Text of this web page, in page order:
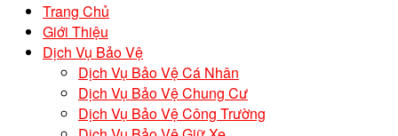
Trang Chủ
Giới Thiệu
Dịch Vụ Bảo Vệ
Dịch Vụ Bảo Vệ Cá Nhân
Dịch Vụ Bảo Vệ Chung Cư
Dịch Vụ Bảo Vệ Công Trường